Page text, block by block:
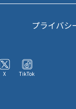
プライバシ
X TikTok